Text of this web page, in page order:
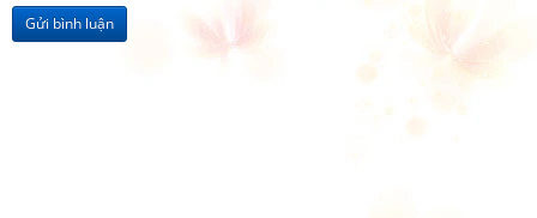
Gửi bình luận